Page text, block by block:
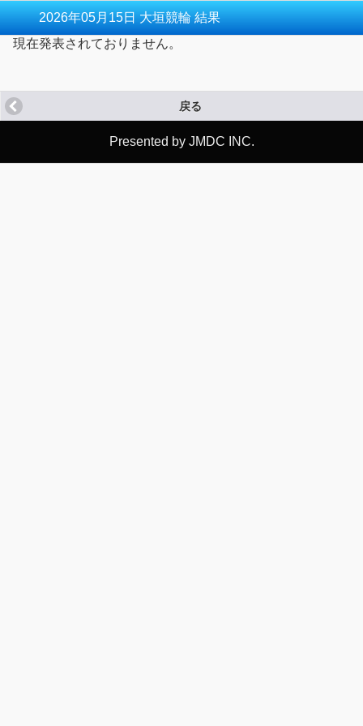
2026年05月15日 大垣競輪 結果
現在発表されておりません。
戻る
Presented by JMDC INC.